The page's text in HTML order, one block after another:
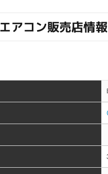
アコン販売店情報